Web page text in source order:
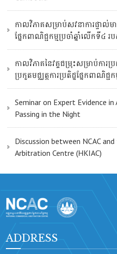
កាលវិភាគសម្រាប់សវនាការផ្ទាល់មា
ផ្នែកពាណិជ្ជកម្មប្រចាំឆ្នាំលើកទី៤
កាលវិភាគនៃវគ្គជម្រុះសម្រាប់ការប្
ប្រកួតមជ្ឈត្តការប្រតិដ្ឋផ្នែកពាណិជ្
Seminar on Expert Evidence
Passing in the Night
Discussion between NCAC
Arbitration Centre (HKIAC)
ADDRESS